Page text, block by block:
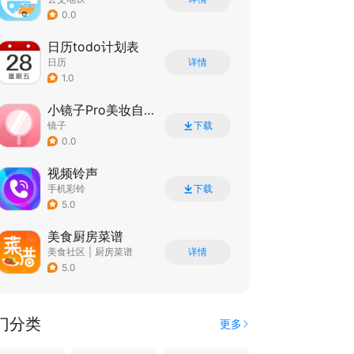
0.0
日历todo计划表
日历
1.0
详情
小镜子Pro美妆自拍
镜子
0.0
下载
视频铃声
手机彩铃
5.0
下载
美食厨房菜谱
美食社区
厨房菜谱
5.0
详情
分类 更多